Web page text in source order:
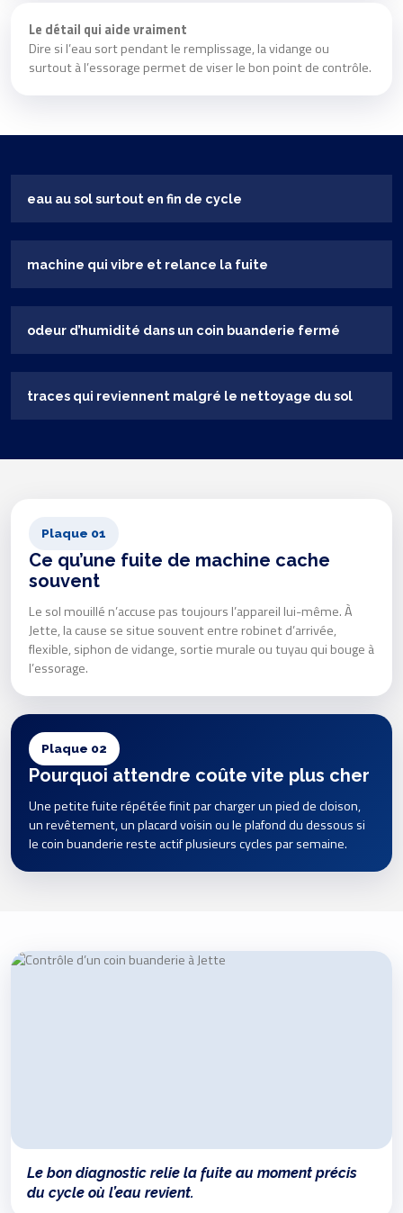
Le détail qui aide vraiment
Dire si l’eau sort pendant le remplissage, la vidange ou
surtout à l’essorage permet de viser le bon point de contrôle.
eau au sol surtout en fin de cycle
machine qui vibre et relance la fuite
odeur d’humidité dans un coin buanderie fermé
traces qui reviennent malgré le nettoyage du sol
Plaque 01
Ce qu’une fuite de machine cache
souvent
Le sol mouillé n’accuse pas toujours l’appareil lui-même. À
Jette, la cause se situe souvent entre robinet d’arrivée,
flexible, siphon de vidange, sortie murale ou tuyau qui bouge à
l’essorage.
Plaque 02
Pourquoi attendre coûte vite plus cher
Une petite fuite répétée finit par charger un pied de cloison,
un revêtement, un placard voisin ou le plafond du dessous si
le coin buanderie reste actif plusieurs cycles par semaine.
Le bon diagnostic relie la fuite au moment précis
du cycle où l’eau revient.